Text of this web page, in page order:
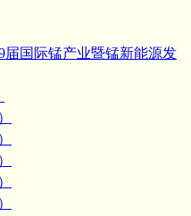
国际锰产业暨锰新能源发